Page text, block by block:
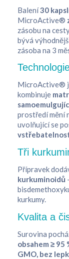
Balení30
MicroActive®
zásobu na
bývá
zásoba na 3
MicroActive®
kombinuje
prostředí mění
uvolňující se
Tři
Přípravek
kurkuminoidů
kurkumy.
Kvalita a
Surovina
obsahem ≥ 95
GMO, bez